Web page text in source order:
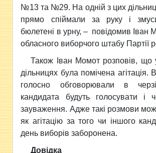
№13 та №29. На одній з цих
прямо спіймали за руку і
бюлетені в урну, – повідомив Іван
обласного виборчого штабу Партії
Також Іван Момот розповів, що
дільницях була помічена агітація.
голосно обговорювали в
кандидата будуть голосувати і
зауваження. Адже такі розмови
як агітацію за того чи іншого
день виборів заборонена.
Довідка